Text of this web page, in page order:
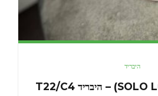
היבריד